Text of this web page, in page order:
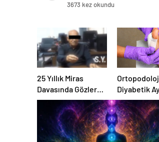
3673 kez okundu
25 Yıllık Miras
Davasında Gözler
Temmuz Ayındaki
Karar Duruşmasına
Çevrildi
Diyabetik
Yarası